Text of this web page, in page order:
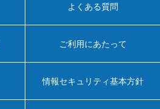
よくある質問
ご利用にあたって
情報セキュリティ基本方針